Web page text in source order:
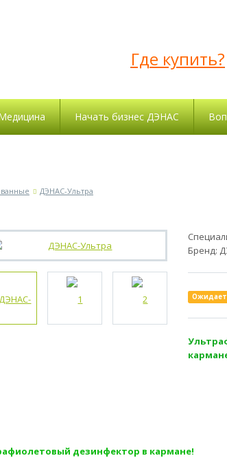
Где купить?
Начать бизнес ДЭНАС
ДЭНАС-Ультра
Бренд:
дезинфектор в кармане!